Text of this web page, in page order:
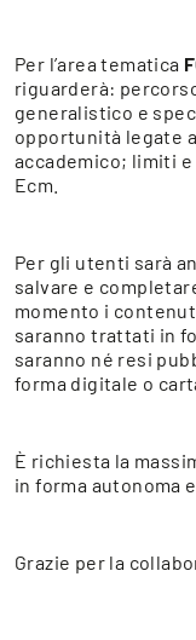
Per l’area tematica
riguarderà:
generalistico e
opportunità legate
accademico; limiti
Ecm.
Per gli utenti sarà
salvare e
momento i
saranno trattati in
saranno né resi
forma digitale o
È richiesta la
in forma autonoma
Grazie per la